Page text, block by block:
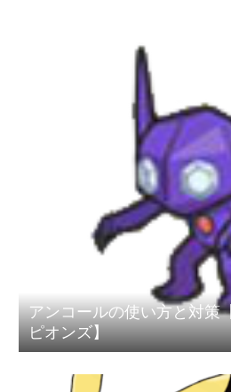
アンコールの使い方と対策
ピオンズ】